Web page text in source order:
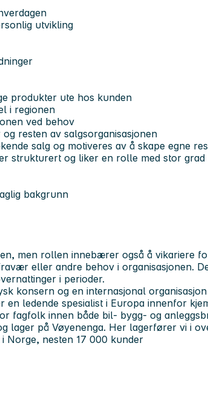
utvikling
produkter ute hos kunden
i regionen
ved behov
resten av salgsorganisasjonen
salg og motiveres av å skape egne
strukturert og liker en rolle med stor
bakgrunn
men rollen innebærer også å vikariere
eller andre behov i organisasjonen.
i perioder.
konsern og en internasjonal
en ledende spesialist i Europa innenfor
fagfolk innen både bil- bygg- og
lager på Vøyenenga. Her lagerfører vi i
Norge, nesten 17 000 kunder